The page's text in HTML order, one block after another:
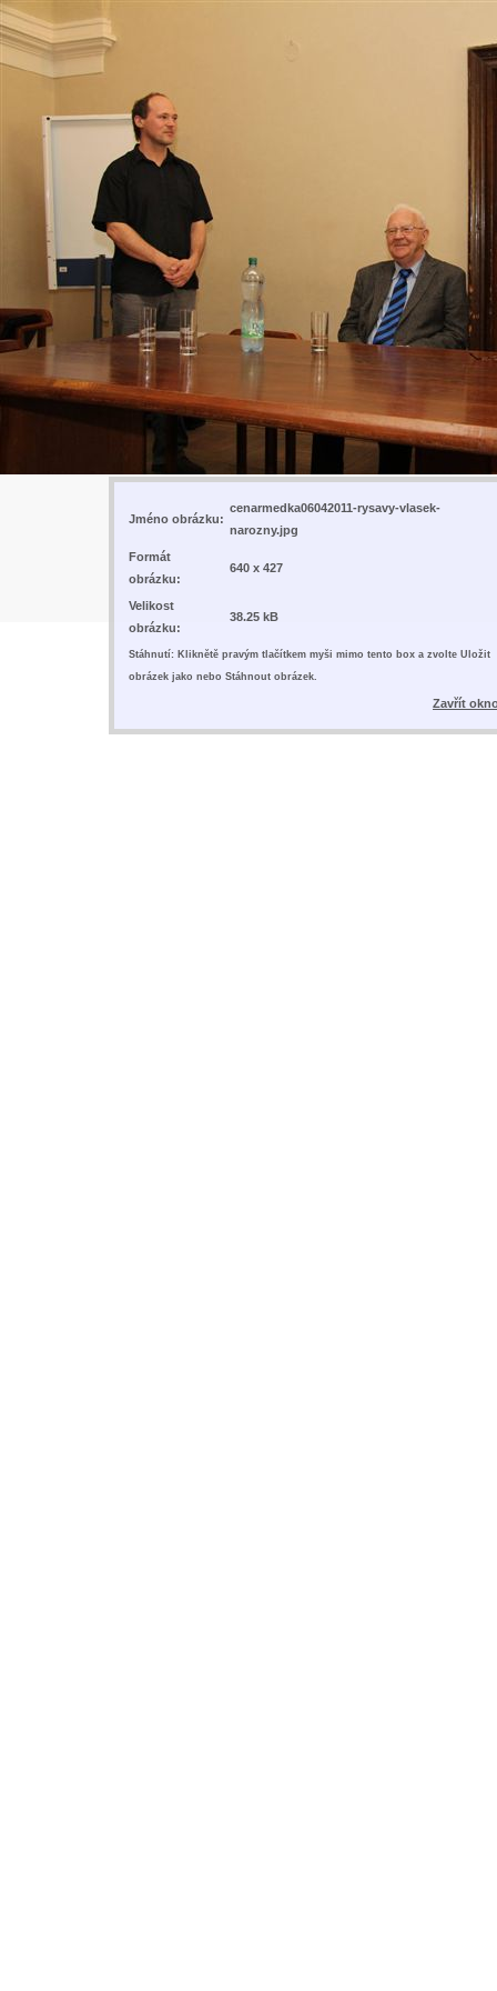
Jméno obrázku:
cenarmedka06042011-rysavy-vlasek-
narozny.jpg
Formát
obrázku:
640 x 427
Velikost
obrázku:
38.25 kB
Stáhnutí: Kliknětě pravým tlačítkem myši mimo tento box a zvolte Uložit
obrázek jako nebo Stáhnout obrázek.
Zavřít